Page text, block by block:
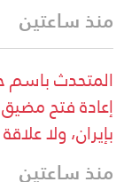
منذ ساعتين
المتحدث باسم
إعادة فتح
بإيران، ولا
منذ ساعتين